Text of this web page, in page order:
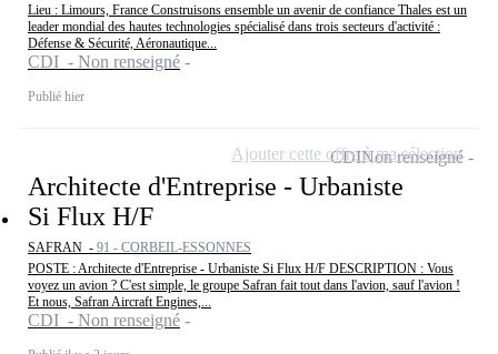
Lieu : Limours, France Construisons ensemble un avenir de confiance Thales est un
leader mondial des hautes technologies spécialisé dans trois secteurs d'activité :
Défense & Sécurité, Aéronautique...
CDI - Non renseigné
Publié hier
Architecte d'Entreprise - Urbaniste
Si Flux H/F
SAFRAN - 91 - CORBEIL-ESSONNES
POSTE : Architecte d'Entreprise - Urbaniste Si Flux H/F DESCRIPTION : Vous
voyez un avion ? C'est simple, le groupe Safran fait tout dans l'avion, sauf l'avion !
Et nous, Safran Aircraft Engines,...
CDI - Non renseigné
CDINon renseigné
Ajouter cette offre à ma sélection